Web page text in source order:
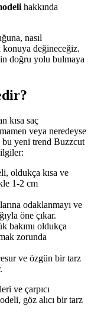
hakkında
nasıl
konuya değineceğiz.
doğru yolu bulmaya
kısa saç
veya neredeyse
bu yeni trend Buzzcut
oldukça kısa ve
1-2 cm
odaklanmayı ve
öne çıkar.
bakımı oldukça
zorunda
ve özgün bir tarz
ve çarpıcı
göz alıcı bir tarz